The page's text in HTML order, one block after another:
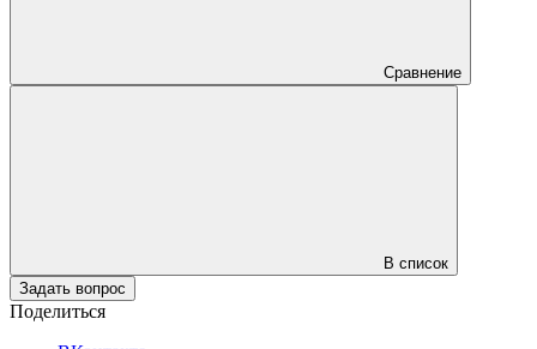
Сравнение
В список
Задать вопрос
Поделиться